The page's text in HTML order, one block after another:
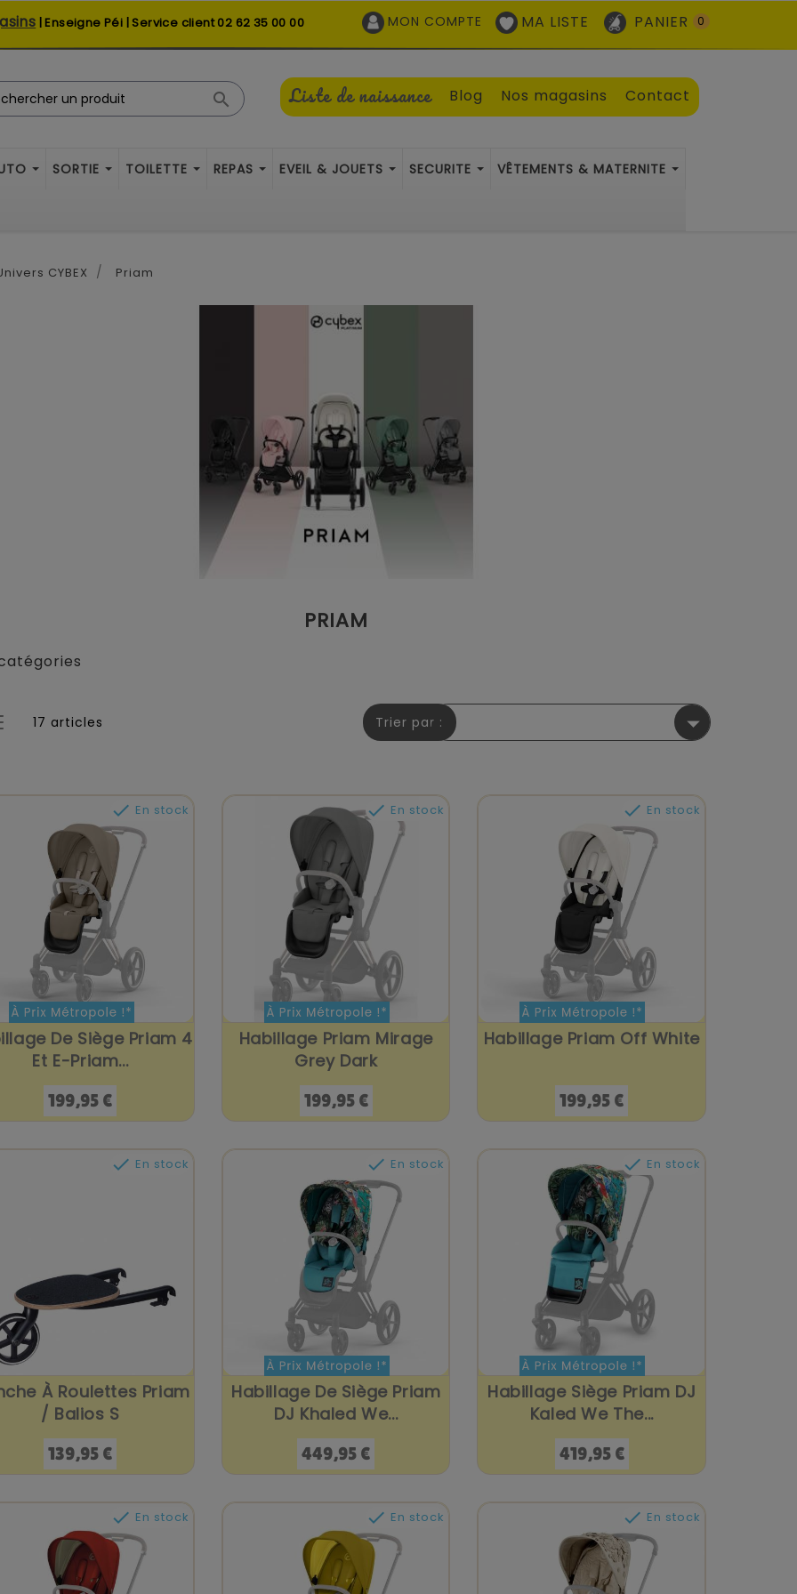
| Enseigne Péi | Service client02 62 35 00 00 MON COMPTE MA LISTE PANIER 0
Liste de naissance Blog Nos magasins Contact

SORTIE TOILETTE REPAS EVEIL & JOUETS SECURITE VÊTEMENTS & MATERNITE
CYBEX Priam
PRIAM
17 articles Trier par : 
 En stock
De Siège Priam 4
Et E-Priam...
Prix
199,95 €
 En stock
Habillage Priam Mirage
Grey Dark
Prix
199,95 €
 En stock
Habillage Priam Off White
Prix
199,95 €
 En stock
À Roulettes Priam
/ Balios S
Prix
139,95 €
 En stock
Habillage De Siège Priam
DJ Khaled We...
Prix
449,95 €
 En stock
Habillage Siège Priam DJ
Kaled We The...
Prix
419,95 €
 En stock  En stock  En stock